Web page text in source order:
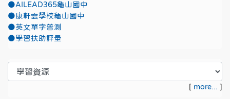
●AILEAD365龜山國中
●康軒雲學校龜山國中
●英文單字普測
●學習扶助評量
[ more... ]